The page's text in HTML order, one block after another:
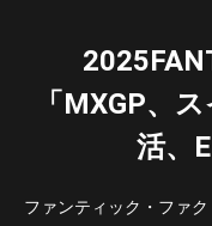
「MXGP、
活、
ファンティック・ファ